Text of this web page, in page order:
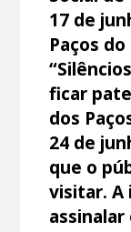
17 de
Paços
ficar
dos
24 de
que o
visitar. A
assinalar